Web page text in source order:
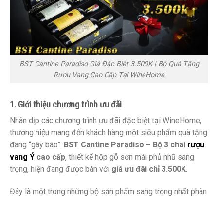
BST Cantine Paradiso Giá Đặc Biệt 3.500K | Bộ Quà Tặng
Rượu Vang Cao Cấp Tại WineHome
1. Giới thiệu chương trình ưu đãi
Nhân dịp các chương trình ưu đãi đặc biệt tại WineHome,
thương hiệu mang đến khách hàng một siêu phẩm quà tặng
đang “gây bão”: BST Cantine Paradiso – Bộ 3 chai rượu
vang Ý cao cấp, thiết kế hộp gỗ sơn mài phủ nhũ sang
trọng, hiện đang được bán với giá ưu đãi chỉ 3.500K.
Đây là một trong những bộ sản phẩm sang trọng nhất phân